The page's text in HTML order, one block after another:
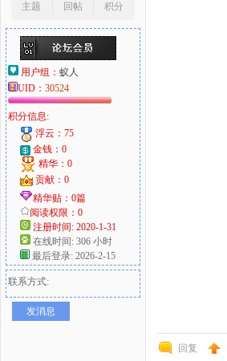
主题
回帖
积分
用户组： 蚁人
UID： 30524
积分信息:
浮云：75
金钱：0
精华：0
贡献：0
精华贴：0篇
阅读权限：0
注册时间: 2020-1-31
在线时间: 306 小时
最后登录: 2026-2-15
联系方式:
发消息
回复